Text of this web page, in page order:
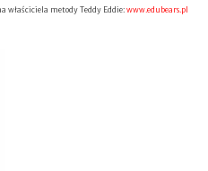
właściciela metody Teddy Eddie: www.edubears.pl